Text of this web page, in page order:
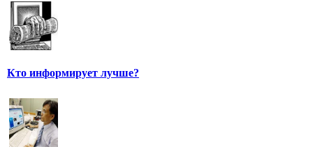
Кто информирует лучше?